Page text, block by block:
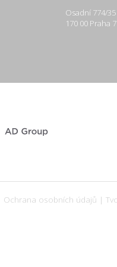
Osadní 774/35
170 00 Praha 7
Ochrana osobních údajů |